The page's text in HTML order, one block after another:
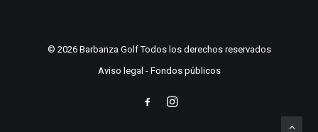
© 2026 Barbanza Golf Todos los derechos reservados
Aviso legal - Fondos públicos